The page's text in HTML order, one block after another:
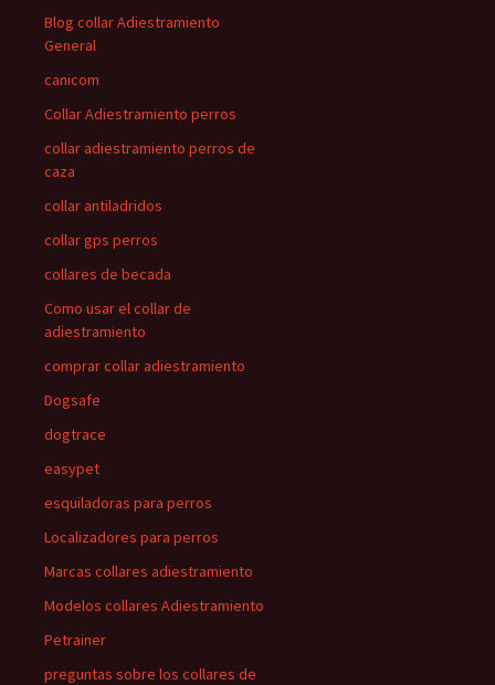
Blog collar Adiestramiento
General
canicom
Collar Adiestramiento perros
collar adiestramiento perros de
caza
collar antiladridos
collar gps perros
collares de becada
Como usar el collar de
adiestramiento
comprar collar adiestramiento
Dogsafe
dogtrace
easypet
esquiladoras para perros
Localizadores para perros
Marcas collares adiestramiento
Modelos collares Adiestramiento
Petrainer
preguntas sobre los collares de